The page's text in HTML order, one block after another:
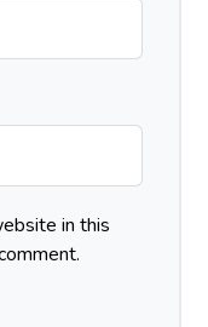
in this